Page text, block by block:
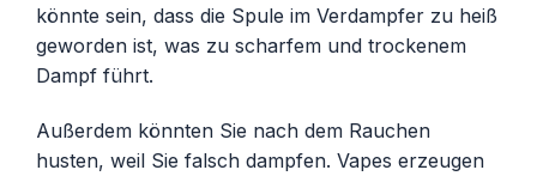
könnte sein, dass die Spule im Verdampfer zu heiß
geworden ist, was zu scharfem und trockenem
Dampf führt.
Außerdem könnten Sie nach dem Rauchen
husten, weil Sie falsch dampfen. Vapes erzeugen